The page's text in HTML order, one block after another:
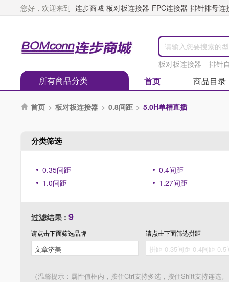
您好，欢迎来到 连步商城-板对板连接器-FPC连接器-排针排母
板对板连接器 排针
所有商品分类 首页 商品目录
 首页 > 板对板连接器 > 0.8间距 > 5.0H单槽直插
分类筛选
0.35间距
0.4间距
1.0间距
1.27间距
过滤结果 : 9
请点击下面筛选品牌 请点击下面筛选拼距
（温馨提示：属性值框内，按住Ctrl支持多选，按住Shift支持连选